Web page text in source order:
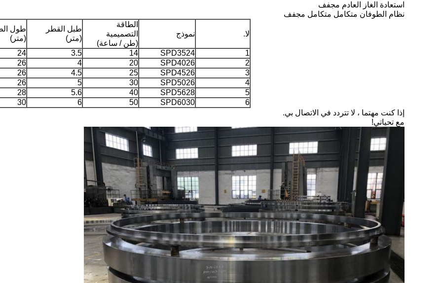
استعادة الغاز العادم مجفف
نظام الطوفان متكامل متكامل مجفف
لا. نموذج
الطاقة
التصميمية
(طن / ساعة)
طبل القطر
(متر)
طول
(متر)
1
SPD3524
14
3.5
24
2
SPD4026
20
4
26
3
SPD4526
25
4.5
26
4
SPD5026
30
5
26
5
SPD5628
40
5.6
28
6
SPD6030
50
6
30
إذا كنت مهتما ، لا تتردد في الاتصال بي.
مع تحياتي!